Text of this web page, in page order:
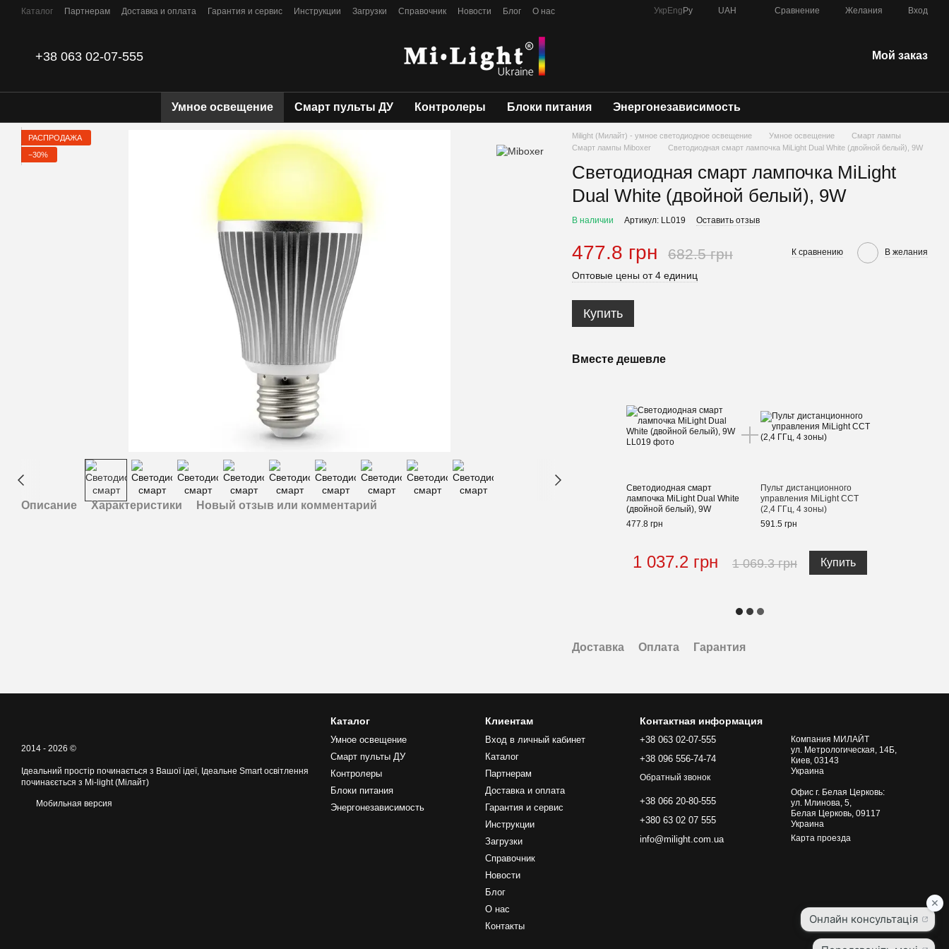
Перейти к основному контенту
Каталог Партнерам Доставка и оплата Гарантия и сервис Инструкции Загрузки Справочник Новости Блог
О нас
Укр Eng Ру UAH Сравнение Желания Вход
+38 063 02-07-555 Мой заказ
Умное освещение Смарт пульты ДУ Контролеры Блоки питания Энергонезависимость
РАСПРОДАЖА
−30%
Описание Характеристики Новый отзыв или комментарий
Milight (Милайт) - умное светодиодное освещение Умное освещение
Смарт лампы
Смарт лампы Miboxer
Светодиодная cмарт лампочка MiLight Dual White (двойной белый), 9W
Светодиодная cмарт лампочка MiLight
Dual White (двойной белый), 9W
В наличии Артикул: LL019 Оставить отзыв
477.8 грн 682.5 грн К сравнению В желания
Оптовые цены от 4 единиц
Купить
Вместе дешевле
Светодиодная cмарт
лампочка MiLight Dual White
(двойной белый), 9W
477.8 грн
Пульт дистанционного
управления MiLight CCT
(2,4 ГГц, 4 зоны)
591.5 грн
1 037.2 грн 1 069.3 грн Купить
Доставка Оплата Гарантия
2014 - 2026 ©
Ідеальний простір починається з Вашої ідеї, Ідеальне Smart освітлення
починаєється з Mi-light (Мілайт)
Мобильная версия
Каталог
Умное освещение
Смарт пульты ДУ
Контролеры
Блоки питания
Энергонезависимость
Клиентам
Вход в личный кабинет
Каталог
Партнерам
Доставка и оплата
Гарантия и сервис
Инструкции
Загрузки
Справочник
Новости
Блог
О нас
Контакты
Контактная информация
+38 063 02-07-555
+38 096 556-74-74
Обратный звонок
+38 066 20-80-555
+380 63 02 07 555
info@milight.com.ua
Компания МИЛАЙТ
ул. Метрологическая, 14Б,
Киев, 03143
Украина
Офис г. Белая Церковь:
ул. Млинова, 5,
Белая Церковь, 09117
Украина
Карта проезда